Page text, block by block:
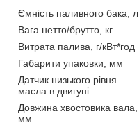
Ємність паливного бака, л
Вага нетто/брутто, кг
Витрата палива, г/кВт*год
Габарити упаковки, мм
Датчик низького рівня
масла в двигуні
Довжина хвостовика вала,
мм